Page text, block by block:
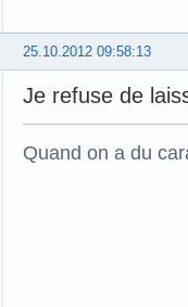
25.10.2012 09:58:13
Je refuse de
Quand on a du